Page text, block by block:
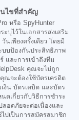
นไขที่สำคัญ
หรือ SpyHunter
บุไว้ในเอกสารส่งเสริม
นเพียงครั้งเดียว โดยมี
บบป้องกันประสิทธิภาพ
และการเข้าถึงทีม
คุณจะไม่ถูก
คุณจะต้องใช้บัตรเครดิต
งิน บัตรเดบิต และบัตร
ดเกี่ยวกับวิธีการชำระ
อดภัยจะต่อเนื่องและ
ปเป็นการสมัครสมาชิก